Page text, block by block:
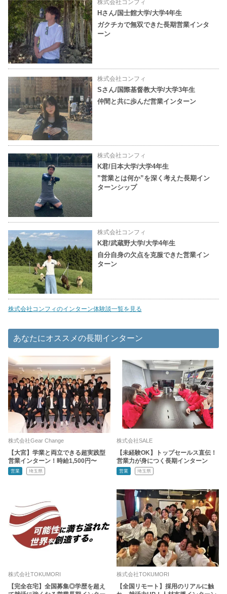
株式会社コンフィ
Hさん/国士館大学/大学4年生
ガクチカで無双できた長期営業インタ
ーン
株式会社コンフィ
Sさん/国際基督教大学/大学3年生
仲間と共に歩んだ営業インターン
株式会社コンフィ
K君/日本大学/大学4年生
”営業とは何か”を深く考えた長期イン
ターンシップ
株式会社コンフィ
K君/武蔵野大学/大学4年生
自分自身の欠点を克服できた営業イン
ターン
株式会社コンフィのインターン体験談一覧を見る
あなたにオススメの長期インターン
株式会社Gear Change
【大宮】学業と両立できる超実践型
営業インターン！時給1,500円〜
営業 埼玉県
株式会社SALE
【未経験OK】トップセールス直伝！
営業力が身につく長期インターン
営業 埼玉県
株式会社TOKUMORI
【完全在宅】全国募集◎学歴を超え
株式会社TOKUMORI
【全国リモート】採用のリアルに触